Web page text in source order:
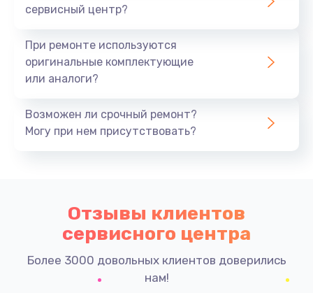
сервисный центр?
При ремонте используются
оригинальные комплектующие
или аналоги?
Возможен ли срочный ремонт?
Могу при нем присутствовать?
Отзывы клиентов
сервисного центра
Более 3000 довольных клиентов доверились
нам!